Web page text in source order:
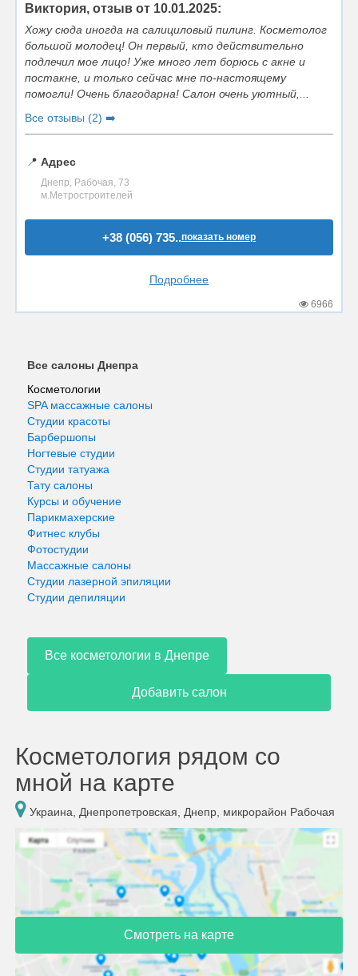
Виктория, отзыв от 10.01.2025:
Хожу сюда иногда на салициловый пилинг. Косметолог
большой молодец! Он первый, кто действительно
подлечил мое лицо! Уже много лет борюсь с акне и
постакне, и только сейчас мне по-настоящему
помогли! Очень благодарна! Салон очень уютный,...
Все отзывы (2) ➡️
📍 Адрес
Днепр, Рабочая, 73
м.Метростроителей
+38 (056) 735..показать номер
Подробнее
6966
Все салоны Днепра
Косметологии
SPA массажные салоны
Студии красоты
Барбершопы
Ногтевые студии
Студии татуажа
Тату салоны
Курсы и обучение
Парикмахерские
Фитнес клубы
Фотостудии
Массажные салоны
Студии лазерной эпиляции
Студии депиляции
Все косметологии в Днепре
Добавить салон
Косметология рядом со
мной на карте
Украина, Днепропетровская, Днепр, микрорайон Рабочая
Смотреть на карте